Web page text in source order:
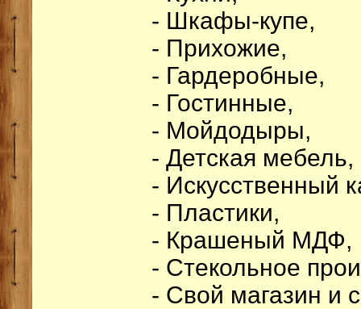
- Шкафы-купе,
- Прихожие,
- Гардеробные,
- Гостинные,
- Мойдодыры,
- Детская мебель,
- Искусственный
- Пластики,
- Крашеный МДФ,
- Стекольное
- Свой магазин и